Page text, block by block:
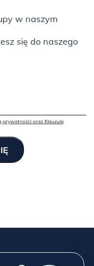
w naszym
się do naszego
prywatności oraz Klauzulą